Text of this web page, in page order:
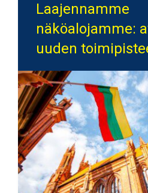
Laajennamme
näköalojamme:
uuden